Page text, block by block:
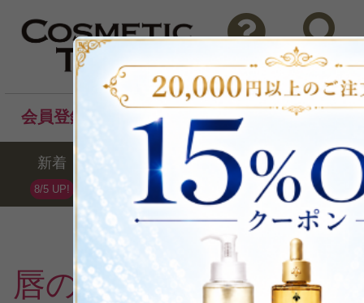
問い合わせ 検索
会員登録後のお買い物でポイントプレゼント！
新着
8/5 UP!
セール ランキング ブ
唇の荒れ・乾燥の週間